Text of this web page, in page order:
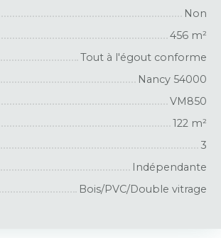
Non
456 m²
Tout à l'égout conforme
Nancy 54000
VM850
122 m²
3
Indépendante
Bois/PVC/Double vitrage